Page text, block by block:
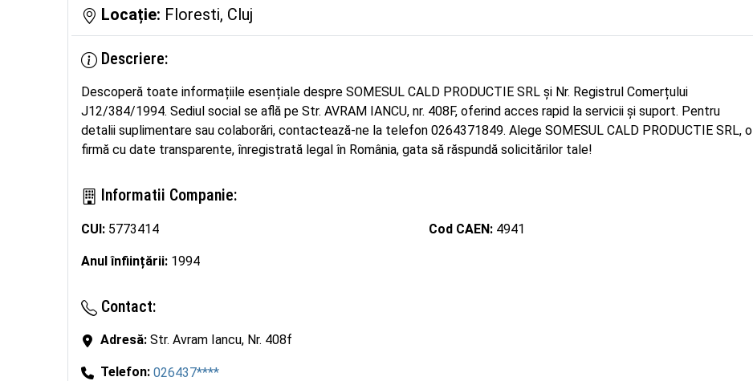
Locație: Floresti, Cluj
Descriere:
Descoperă toate informațiile esențiale despre SOMESUL CALD PRODUCTIE SRL și Nr. Registrul Comerțului
J12/384/1994. Sediul social se află pe Str. AVRAM IANCU, nr. 408F, oferind acces rapid la servicii și suport. Pentru
detalii suplimentare sau colaborări, contactează-ne la telefon 0264371849. Alege SOMESUL CALD PRODUCTIE SRL, o
firmă cu date transparente, înregistrată legal în România, gata să răspundă solicitărilor tale!
Informatii Companie:
CUI: 5773414 Cod CAEN: 4941
Anul înființării: 1994
Contact:
Adresă: Str. Avram Iancu, Nr. 408f
Telefon: 026437****